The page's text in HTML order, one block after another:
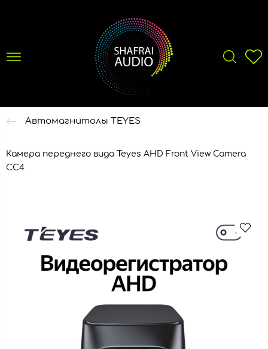
Автомагнитолы TEYES
Камера переднего вида Teyes AHD Front View Camera
CC4